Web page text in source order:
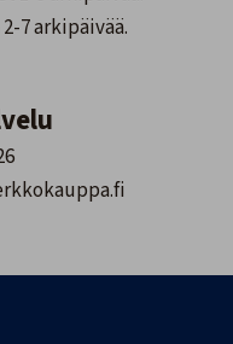
7 arkipäivää.